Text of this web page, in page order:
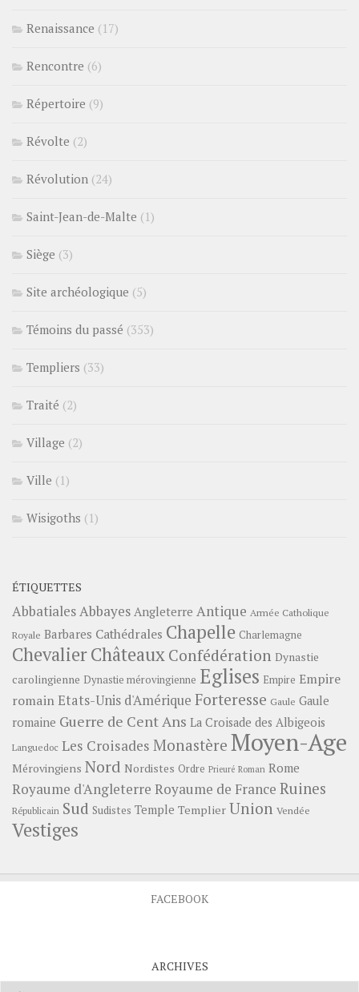
Renaissance (17)
Rencontre (6)
Répertoire (9)
Révolte (2)
Révolution (24)
Saint-Jean-de-Malte (1)
Siège (3)
Site archéologique (5)
Témoins du passé (353)
Templiers (33)
Traité (2)
Village (2)
Ville (1)
Wisigoths (1)
ÉTIQUETTES
AbbatialesAbbayes Angleterre Antique Armée Catholique
Royale Barbares Cathédrales Chapelle Charlemagne
ChevalierChâteauxConfédération Dynastie
carolingienne Dynastie mérovingienne Eglises Empire Empire
romainEtats-Unis d'Amérique Forteresse Gaule Gaule
romaine Guerre de Cent Ans La Croisade des Albigeois
Languedoc Les Croisades Monastère Moyen-Age
Mérovingiens Nord Nordistes Ordre Prieuré Roman Rome
Royaume d'Angleterre Royaume de France Ruines
Républicain Sud Sudistes Temple Templier Union Vendée
Vestiges
FACEBOOK
ARCHIVES